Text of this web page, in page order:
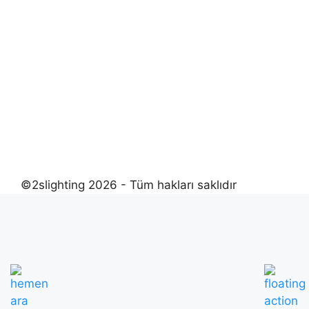
©2slighting 2026 - Tüm hakları saklıdır